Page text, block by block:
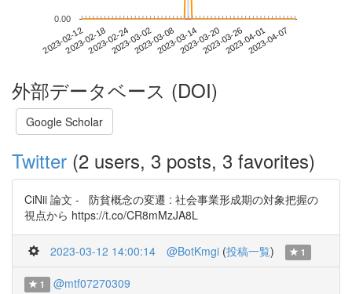
2023-02-122023-02-182023-02-242023-03-022023-03-082023-03-142023-03-202023-03-262023-04-012023-04-07
0.00
外部データベース (DOI)
Google Scholar
Twitter (2 users, 3 posts, 3 favorites)
CiNii 論文 - 防貧概念の変遷 : 社会事業形成期の対象把握の
視点から https://t.co/CR8mMzJA8L
2023-03-12 14:00:14 @BotKmgi (投稿一覧) 1
1 @mtf07270309